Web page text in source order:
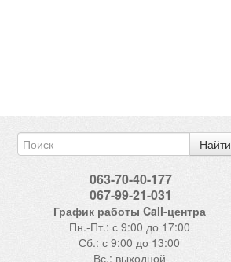
Найти
063-70-40-177
067-99-21-031
График работы Call-центра
Пн.-Пт.: с 9:00 до 17:00
Сб.: с 9:00 до 13:00
Вс.: выходной